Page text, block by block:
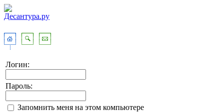
Логин:
Пароль:
Запомнить меня на этом компьютере